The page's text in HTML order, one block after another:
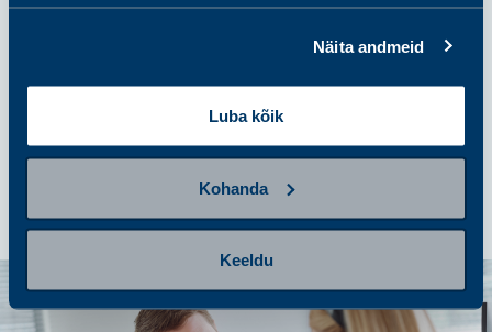
Näita andmeid
Luba kõik
Kohanda
Keeldu
samm 4
Tulemuste saamine ja järgmised
sammud